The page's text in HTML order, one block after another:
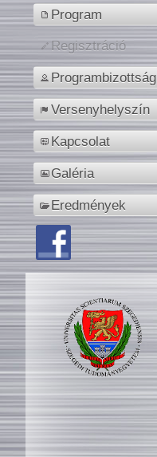
Program
Regisztráció
Programbizottság
Versenyhelyszín
Kapcsolat
Galéria
Eredmények